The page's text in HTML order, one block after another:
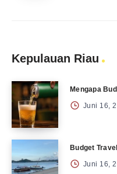
Kepulauan Riau
Mengapa
Juni 16,
Budget
Juni 16,